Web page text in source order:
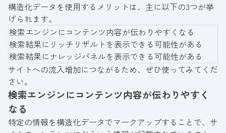
構造化データを使用するメリットは、主に以下の3つが挙
げられます。
検索エンジンにコンテンツ内容が伝わりやすくなる
検索結果にリッチリザルトを表示できる可能性がある
検索結果にナレッジパネルを表示できる可能性がある
サイトへの流入増加につながるため、ぜひ使ってみてくだ
さい。
検索エンジンにコンテンツ内容が伝わりやすく
なる
特定の情報を構造化データでマークアップすることで、サ